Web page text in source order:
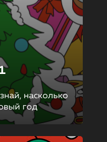
насколько
год